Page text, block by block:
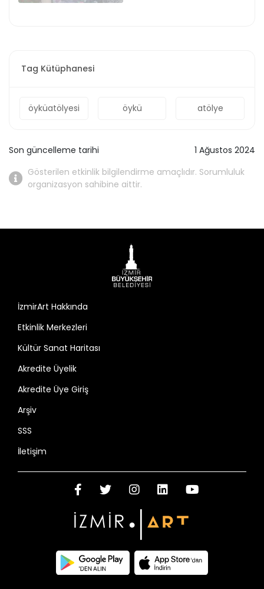
Tag Kütüphanesi
öyküatölyesi öykü atölye
Son güncelleme tarihi
1 Ağustos 2024
Gösterilen etkinlik bilgilendirme amaçlıdır. Sorumluluk
organizasyon sahibine aittir.
İzmirArt Hakkında
Etkinlik Merkezleri
Kültür Sanat Haritası
Akredite Üyelik
Akredite Üye Giriş
Arşiv
SSS
İletişim